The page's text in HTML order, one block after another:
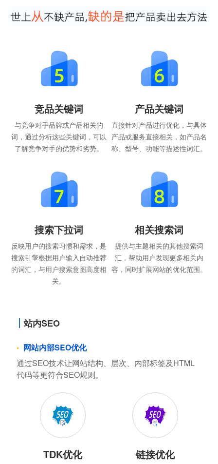
竞品关键词
与竞争对手品牌或产品相关的
词，通过分析这些关键词，可以
了解竞争对手的优势和劣势。
产品关键词
直接针对产品进行优化，与具体
产品或服务直接相关，如产品名
称、型号、功能等描述性词汇。
搜索下拉词
反映用户的搜索习惯和需求，是
搜索引擎根据用户输入自动推荐
的词汇，与用户搜索意图高度相
关。
相关搜索词
提供与主题相关的其他搜索词
汇，帮助用户发现更多相关内
容，同时扩展网站的优化范围。
站内SEO
网站内部SEO优化
通过SEO技术让网站结构、层次、内部标签及HTML
代码等更符合SEO规则。
TDK优化 链接优化